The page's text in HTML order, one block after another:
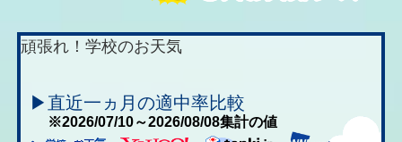
頑張れ！学校のお天気
▶直近一ヵ月の適中率比較
※2026/07/10～2026/08/08集計の値